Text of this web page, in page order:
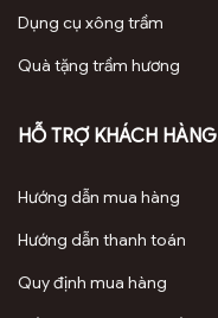
Dụng cụ xông trầm
Quà tặng trầm hương
HỖ TRỢ KHÁCH HÀNG
Hướng dẫn mua hàng
Hướng dẫn thanh toán
Quy định mua hàng